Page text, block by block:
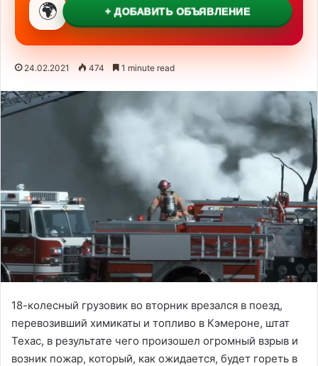
🌍 + ДОБАВИТЬ ОБЪЯВЛЕНИЕ
24.02.2021 474 1 minute read
18-колесный грузовик во вторник врезался в поезд,
перевозивший химикаты и топливо в Кэмероне, штат
Техас, в результате чего произошел огромный взрыв и
возник пожар, который, как ожидается, будет гореть в